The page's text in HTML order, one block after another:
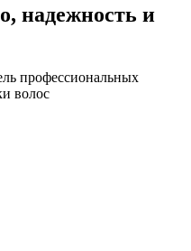
надежность и
профессиональных
волос